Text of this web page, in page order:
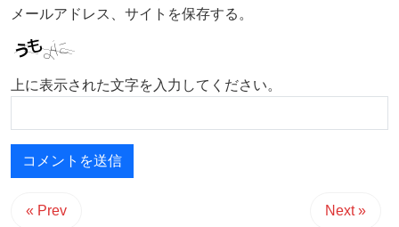
メールアドレス、サイトを保存する。
上に表示された文字を入力してください。
« Prev Next »